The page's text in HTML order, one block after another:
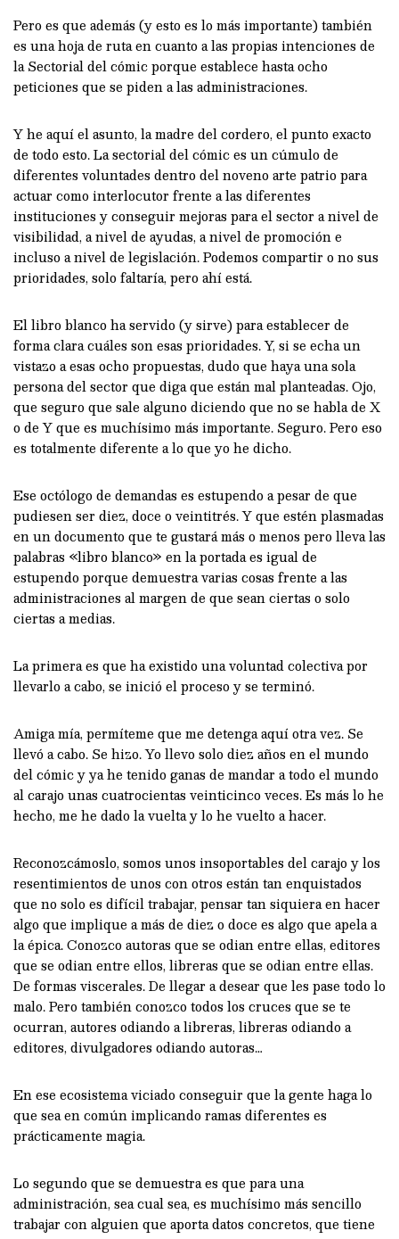
Pero es que además (y esto es lo más importante) también
es una hoja de ruta en cuanto a las propias intenciones de
la Sectorial del cómic porque establece hasta ocho
peticiones que se piden a las administraciones.
Y he aquí el asunto, la madre del cordero, el punto exacto
de todo esto. La sectorial del cómic es un cúmulo de
diferentes voluntades dentro del noveno arte patrio para
actuar como interlocutor frente a las diferentes
instituciones y conseguir mejoras para el sector a nivel de
visibilidad, a nivel de ayudas, a nivel de promoción e
incluso a nivel de legislación. Podemos compartir o no sus
prioridades, solo faltaría, pero ahí está.
El libro blanco ha servido (y sirve) para establecer de
forma clara cuáles son esas prioridades. Y, si se echa un
vistazo a esas ocho propuestas, dudo que haya una sola
persona del sector que diga que están mal planteadas. Ojo,
que seguro que sale alguno diciendo que no se habla de X
o de Y que es muchísimo más importante. Seguro. Pero eso
es totalmente diferente a lo que yo he dicho.
Ese octólogo de demandas es estupendo a pesar de que
pudiesen ser diez, doce o veintitrés. Y que estén plasmadas
en un documento que te gustará más o menos pero lleva las
palabras «libro blanco» en la portada es igual de
estupendo porque demuestra varias cosas frente a las
administraciones al margen de que sean ciertas o solo
ciertas a medias.
La primera es que ha existido una voluntad colectiva por
llevarlo a cabo, se inició el proceso y se terminó.
Amiga mía, permíteme que me detenga aquí otra vez. Se
llevó a cabo. Se hizo. Yo llevo solo diez años en el mundo
del cómic y ya he tenido ganas de mandar a todo el mundo
al carajo unas cuatrocientas veinticinco veces. Es más lo he
hecho, me he dado la vuelta y lo he vuelto a hacer.
Reconozcámoslo, somos unos insoportables del carajo y los
resentimientos de unos con otros están tan enquistados
que no solo es difícil trabajar, pensar tan siquiera en hacer
algo que implique a más de diez o doce es algo que apela a
la épica. Conozco autoras que se odian entre ellas, editores
que se odian entre ellos, libreras que se odian entre ellas.
De formas viscerales. De llegar a desear que les pase todo lo
malo. Pero también conozco todos los cruces que se te
ocurran, autores odiando a libreras, libreras odiando a
editores, divulgadores odiando autoras…
En ese ecosistema viciado conseguir que la gente haga lo
que sea en común implicando ramas diferentes es
prácticamente magia.
Lo segundo que se demuestra es que para una
administración, sea cual sea, es muchísimo más sencillo
trabajar con alguien que aporta datos concretos, que tiene